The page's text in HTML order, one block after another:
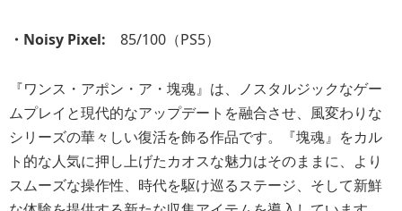
・Noisy Pixel: 85/100（PS5）
『ワンス・アポン・ア・塊魂』は、ノスタルジックなゲー
ムプレイと現代的なアップデートを融合させ、風変わりな
シリーズの華々しい復活を飾る作品です。『塊魂』をカル
ト的な人気に押し上げたカオスな魅力はそのままに、より
スムーズな操作性、時代を駆け巡るステージ、そして新鮮